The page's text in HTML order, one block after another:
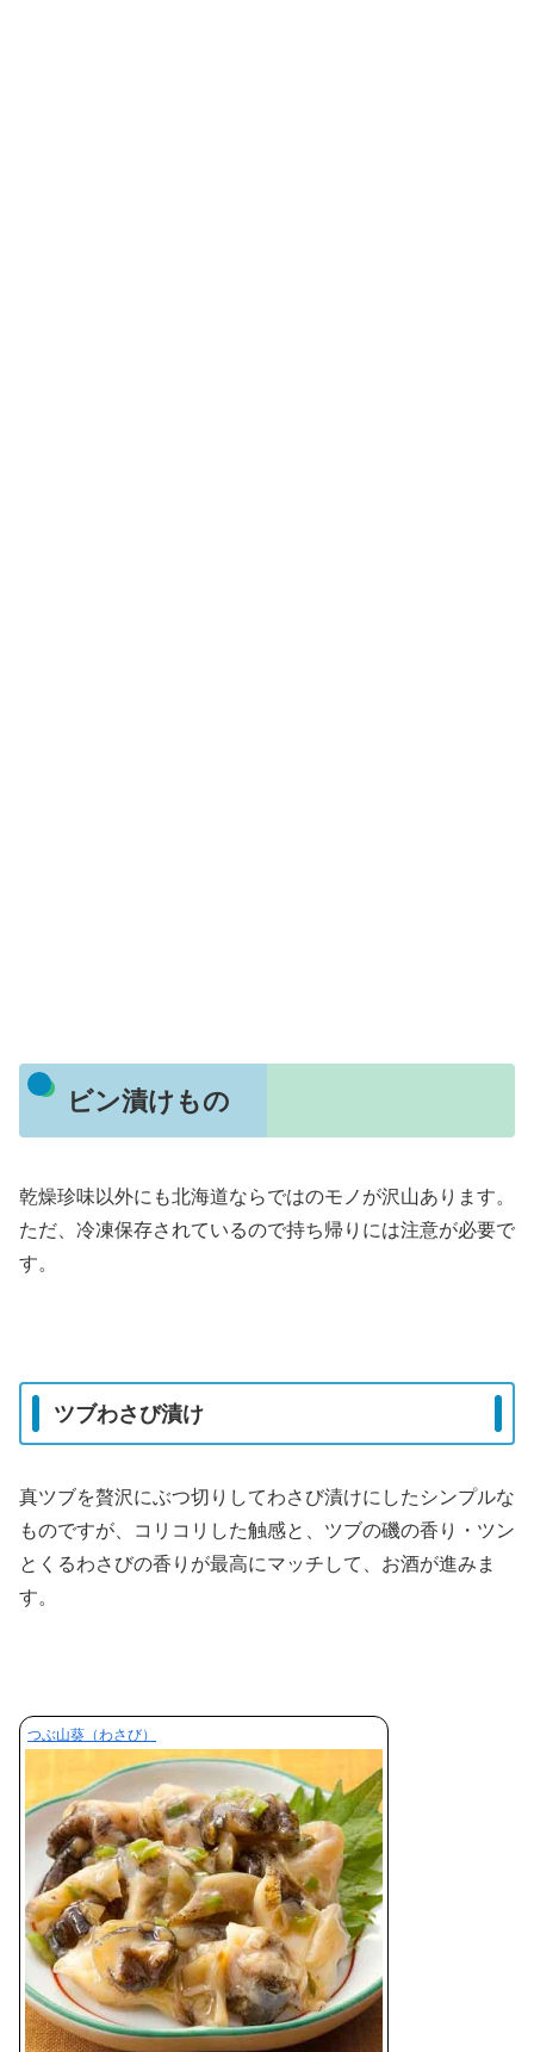
ビン漬けもの
乾燥珍味以外にも北海道ならではのモノが沢山あります。
ただ、冷凍保存されているので持ち帰りには注意が必要で
す。
ツブわさび漬け
真ツブを贅沢にぶつ切りしてわさび漬けにしたシンプルな
ものですが、コリコリした触感と、ツブの磯の香り・ツン
とくるわさびの香りが最高にマッチして、お酒が進みま
す。
つぶ山葵（わさび）